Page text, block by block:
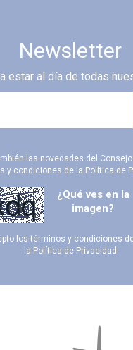
Newsletter
estar al día de todas
las novedades del Consejo
y condiciones de la Política de
¿Qué ves en la
imagen?
los términos y condiciones
la Política de Privacidad